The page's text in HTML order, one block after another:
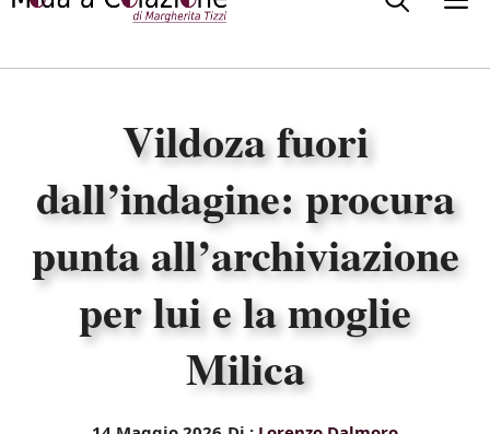
Vildoza fuori
dall’indagine: procura
punta all’archiviazione
per lui e la moglie
Milica